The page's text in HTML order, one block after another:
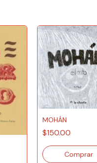
MOHÁN
$150.00